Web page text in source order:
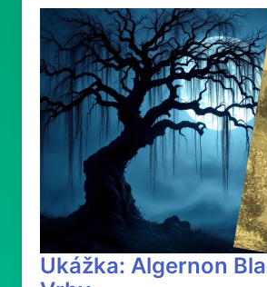
Ukážka: Algernon